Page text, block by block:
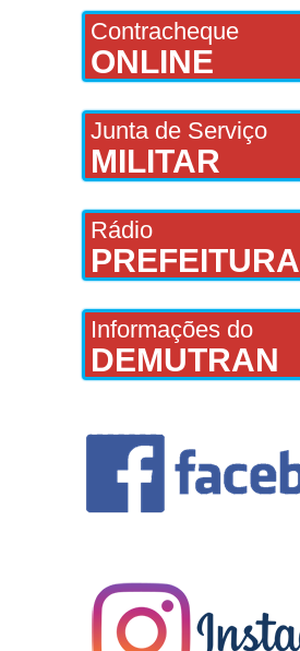
Contracheque
ONLINE
Junta de Serviço
MILITAR
Rádio
PREFEITURA
Informações do
DEMUTRAN